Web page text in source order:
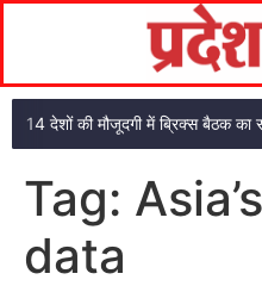
Tag:
data